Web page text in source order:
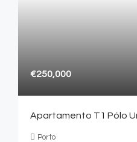
€250,000
Apartamento T1 Pólo
Porto